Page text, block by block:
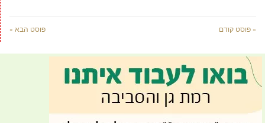
« פוסט קודם פוסט הבא »